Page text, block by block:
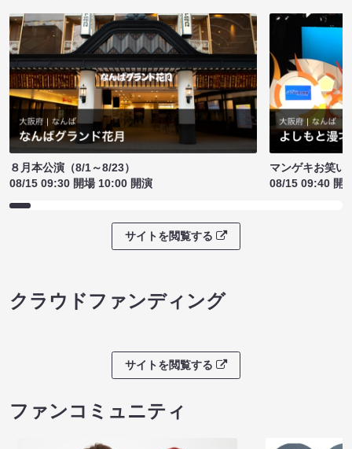
８月本公演（8/1～8/23）
08/15 09:30 開場 10:00 開演
マンゲキお笑い
08/15 09:40 開
サイトを閲覧する
クラウドファンディング
サイトを閲覧する
ファンコミュニティ